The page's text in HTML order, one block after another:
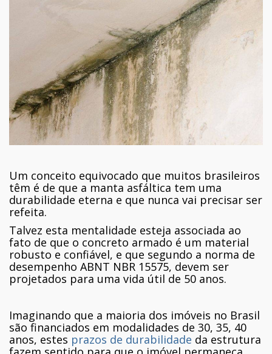
Um conceito equivocado que muitos brasileiros
têm é de que a manta asfáltica tem uma
durabilidade eterna e que nunca vai precisar ser
refeita.
Talvez esta mentalidade esteja associada ao
fato de que o concreto armado é um material
robusto e confiável, e que segundo a norma de
desempenho ABNT NBR 15575, devem ser
projetados para uma vida útil de 50 anos.
Imaginando que a maioria dos imóveis no Brasil
são financiados em modalidades de 30, 35, 40
anos, estes prazos de durabilidade da estrutura